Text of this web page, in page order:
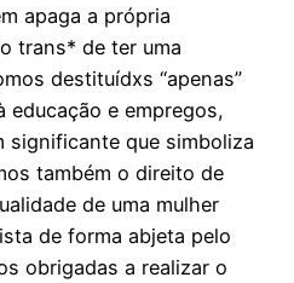
apaga a própria
trans* de ter uma
destituídxs “apenas”
educação e empregos,
significante que simboliza
também o direito de
de uma mulher
de forma abjeta pelo
obrigadas a realizar o